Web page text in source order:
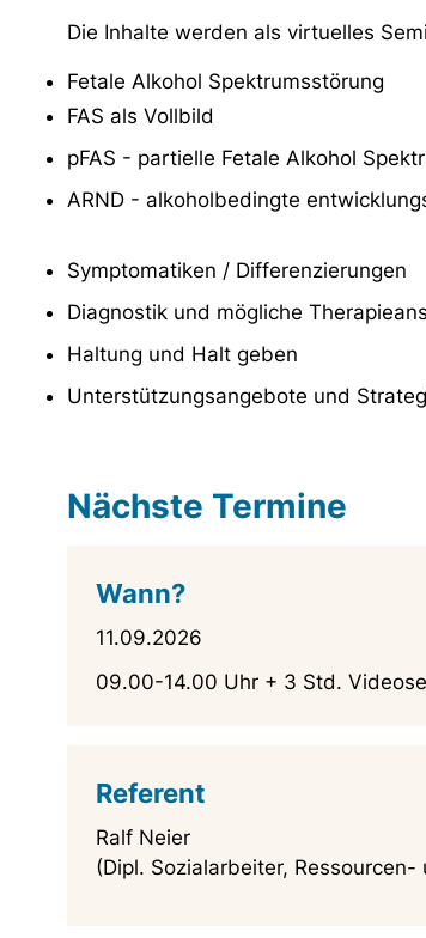
Die Inhalte werden als virtuelles
Fetale Alkohol Spektrumsstörung
FAS als Vollbild
pFAS - partielle Fetale Alkohol
ARND - alkoholbedingte
Symptomatiken / Differenzierungen
Diagnostik und mögliche
Haltung und Halt geben
Unterstützungsangebote und
Nächste Termine
Wann?
11.09.2026
09.00-14.00 Uhr + 3 Std.
Referent
Ralf Neier
(Dipl. Sozialarbeiter,